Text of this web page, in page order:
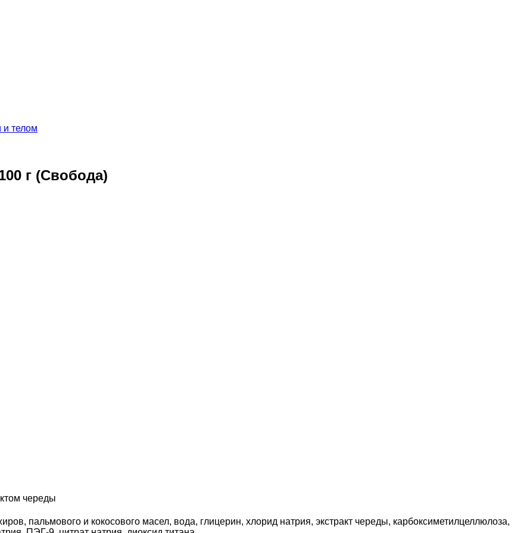
и телом
г (Свобода)
череды
пальмового и кокосового масел, вода, глицерин, хлорид натрия, экстракт череды, карбоксиметилцеллюлоза,